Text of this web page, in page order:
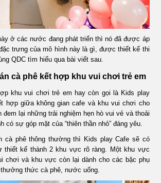
TIN
TỨC
LIÊN
HỆ
ở các nước đang phát triển thì nó đã được áp
trưng của mô hình này là gì, được thiết kế thi
QDC tìm hiểu qua bài viết sau.
cà phê kết hợp khu vui chơi trẻ em
khu vui chơi trẻ em hay còn gọi là Kids play
hợp giữa không gian cafe và khu vui chơi cho
đem lại những trải nghiệm hẹn hò vui vẻ và thoải
có sự góp mặt của “thiên thần nhỏ” đáng yêu.
cà phê thông thường thì Kids play Cafe sẽ có
thiết kế thành 2 khu vực rõ ràng. Một khu vực
chơi và khu vực còn lại dành cho các bậc phụ
thức cà phê, nước uống.